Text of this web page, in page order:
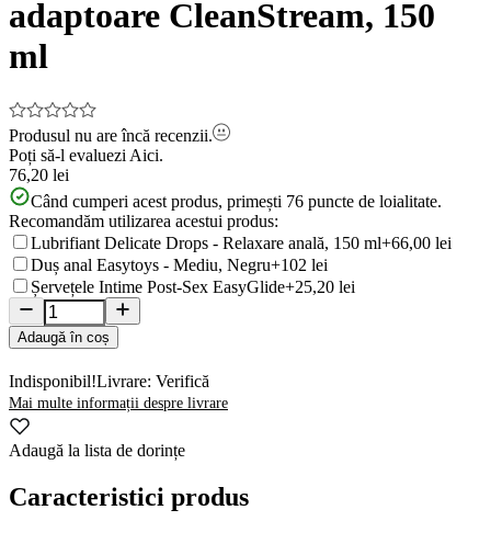
adaptoare CleanStream, 150
ml
Produsul nu are încă recenzii.
Poți să-l evaluezi Aici.
76,20 lei
Când cumperi acest produs, primești 76 puncte de loialitate.
Recomandăm utilizarea acestui produs:
Lubrifiant Delicate Drops - Relaxare anală, 150 ml+66,00 lei
Duș anal Easytoys - Mediu, Negru+102 lei
Șervețele Intime Post-Sex EasyGlide+25,20 lei
Adaugă în coș
Indisponibil!Livrare: Verifică
Mai multe informații despre livrare
Adaugă la lista de dorințe
Caracteristici produs